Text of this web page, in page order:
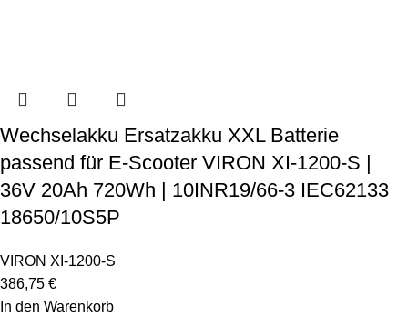
Wechselakku Ersatzakku XXL Batterie
passend für E-Scooter VIRON XI-1200-S |
36V 20Ah 720Wh | 10INR19/66-3 IEC62133
18650/10S5P
VIRON XI-1200-S
386,75 €
In den Warenkorb